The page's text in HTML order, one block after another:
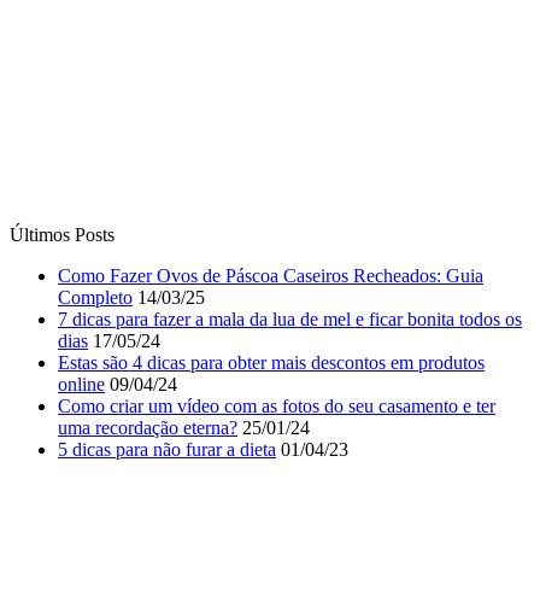
Últimos Posts
Como Fazer Ovos de Páscoa Caseiros Recheados: Guia
Completo 14/03/25
7 dicas para fazer a mala da lua de mel e ficar bonita todos os
dias 17/05/24
Estas são 4 dicas para obter mais descontos em produtos
online 09/04/24
Como criar um vídeo com as fotos do seu casamento e ter
uma recordação eterna? 25/01/24
5 dicas para não furar a dieta 01/04/23